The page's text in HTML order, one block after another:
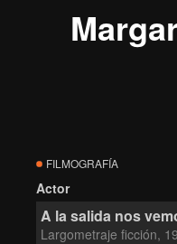
FILMOGRAFÍA
Actor
A la salida nos
Largometraje ficción,